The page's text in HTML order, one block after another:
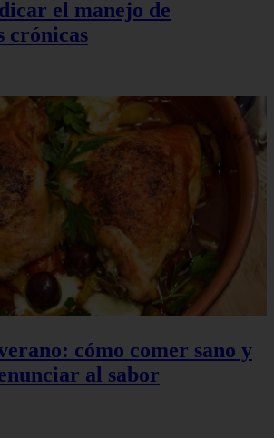
el manejo de
crónicas
cómo comer sano y
al sabor